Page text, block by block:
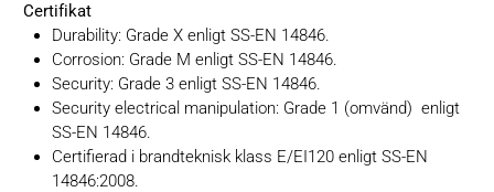
Certifikat
Durability: Grade X enligt SS-EN 14846.
Corrosion: Grade M enligt SS-EN 14846.
Security: Grade 3 enligt SS-EN 14846.
Security electrical manipulation: Grade 1 (omvänd) enligt
SS-EN 14846.
Certifierad i brandteknisk klass E/EI120 enligt SS-EN
14846:2008.